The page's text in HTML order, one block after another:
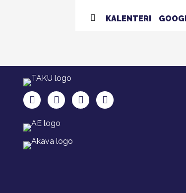
KALENTERI
TAKU Facebookissa
TAKU Twitterissä
TAKU Instagramissa
TAKU LinkedInissä